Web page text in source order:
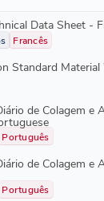
Data Sheet -
Francês
Standard
de Colagem e
Português
de Colagem e
Português